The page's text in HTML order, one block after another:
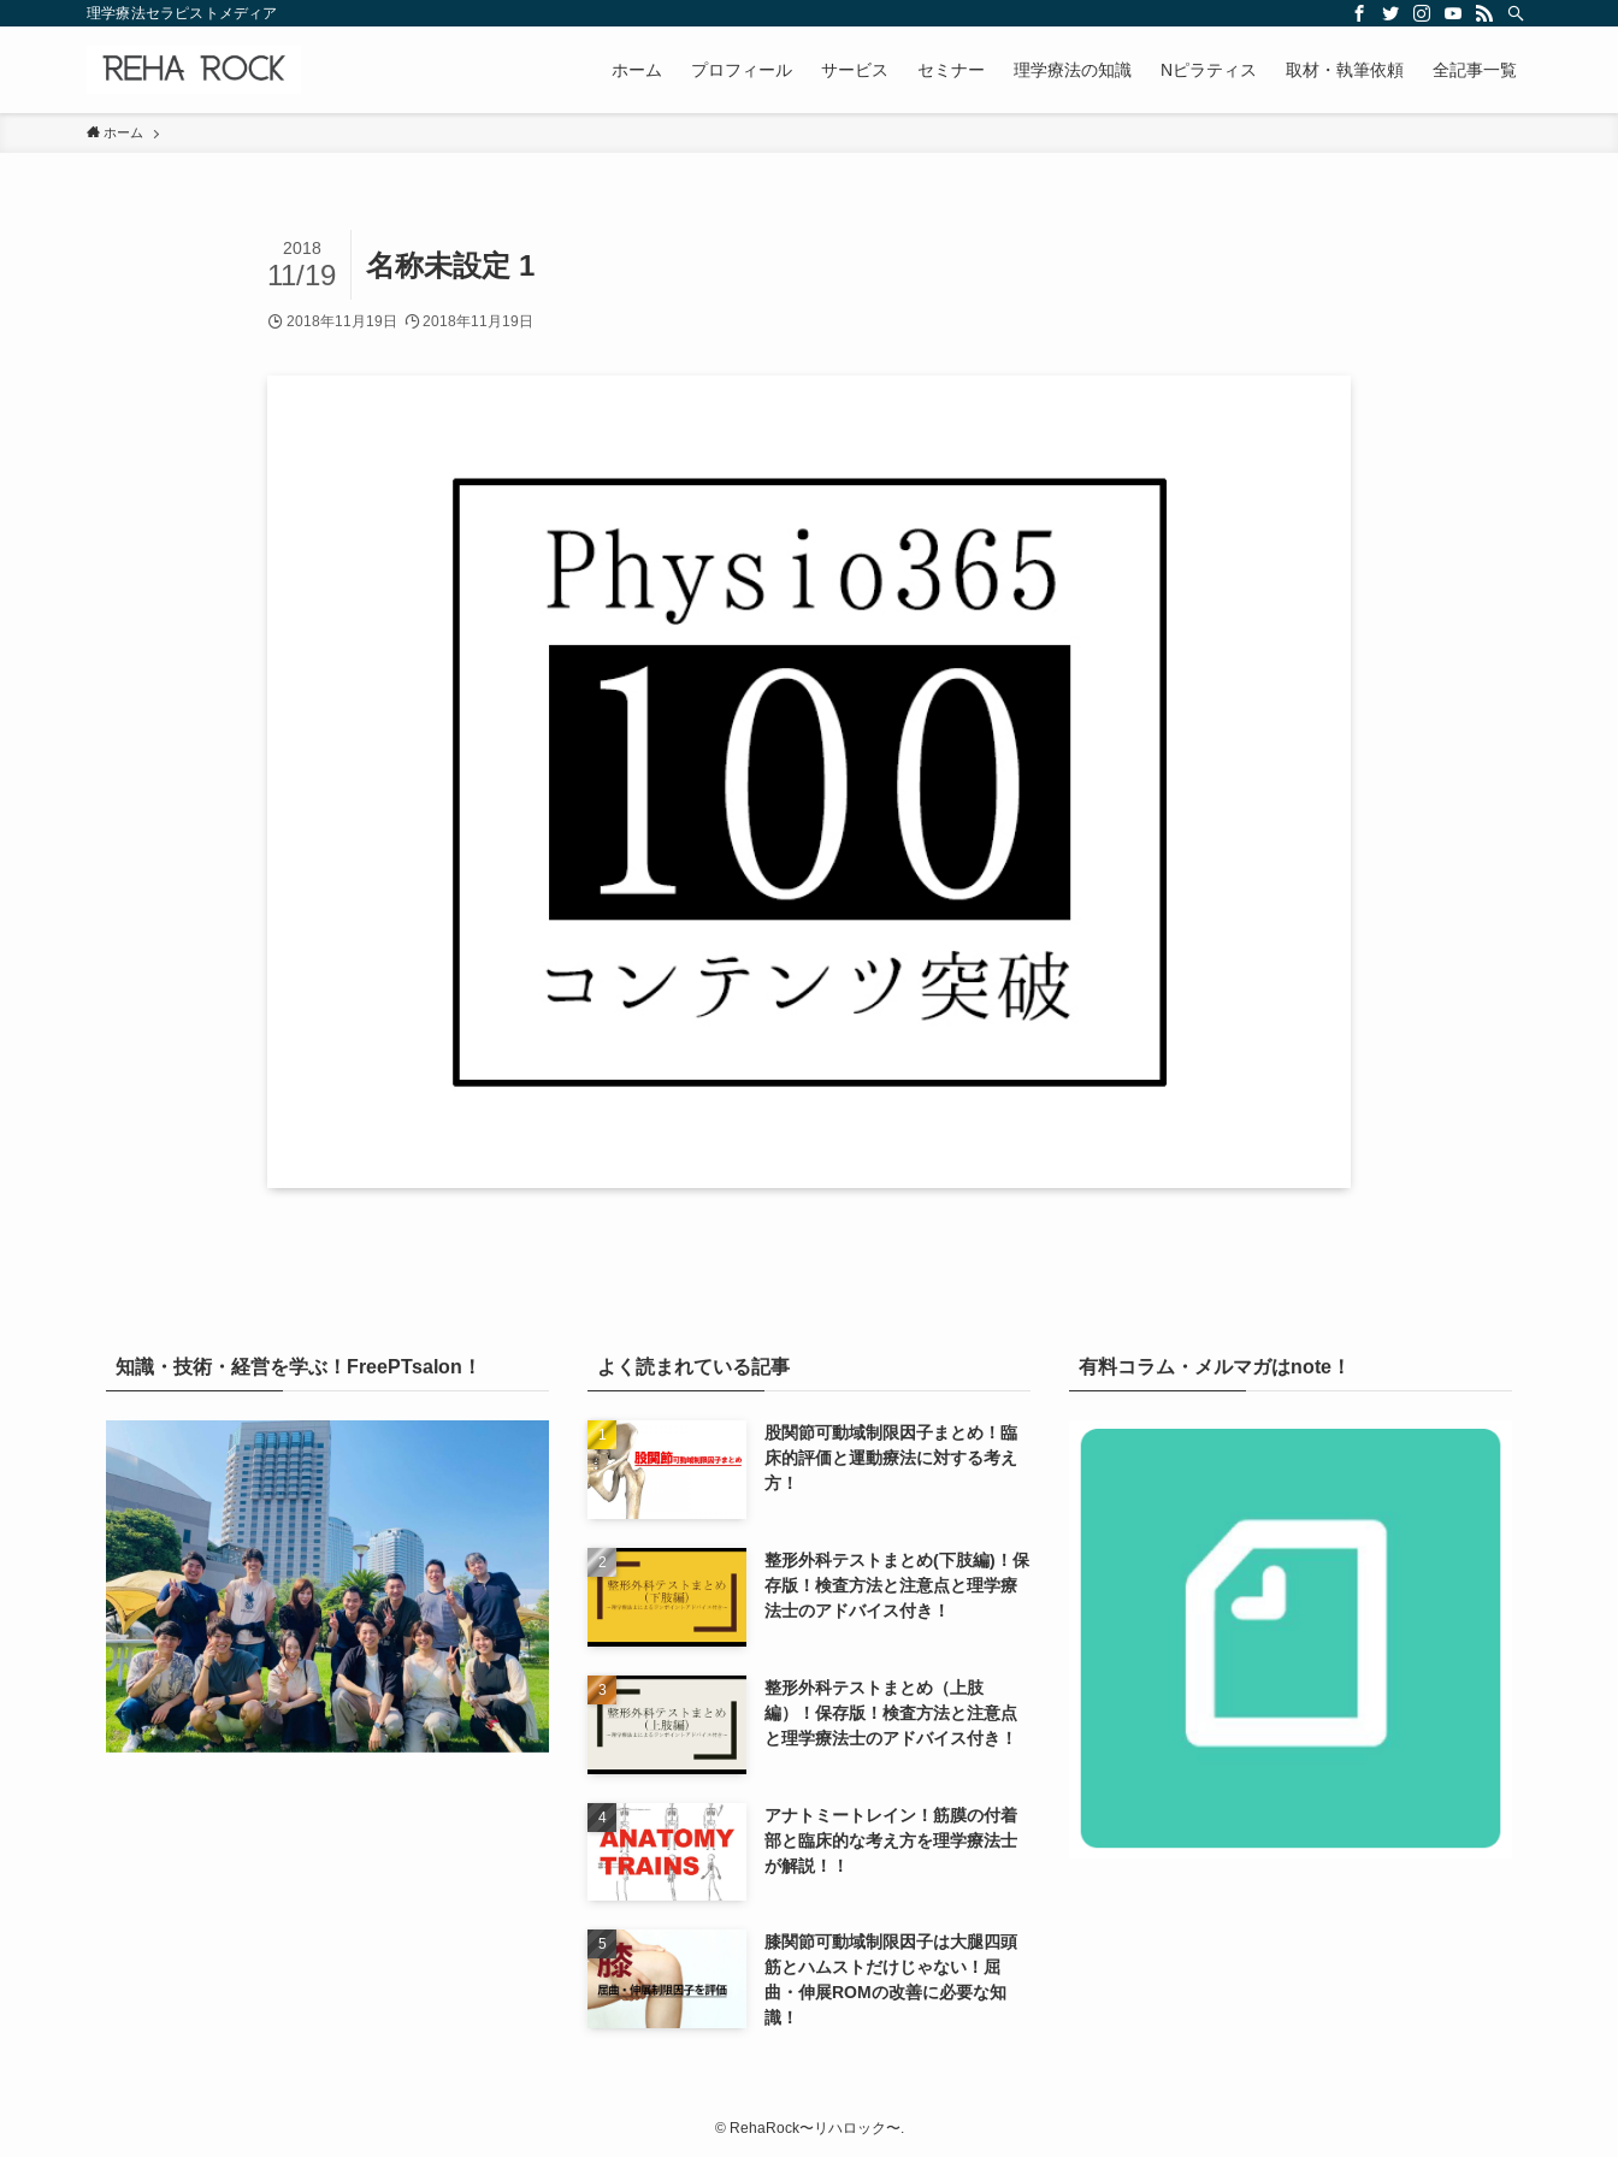
理学療法セラピストメディア
ホーム プロフィール サービス セミナー 理学療法の知識 Nピラティス 取材・執筆依頼 全記事一覧
ホーム
名称未設定 1
2018
11/19
2018年11月19日 2018年11月19日
知識・技術・経営を学ぶ！FreePTsalon！ よく読まれている記事
股関節可動域制限因子まとめ！臨
床的評価と運動療法に対する考え
方！
整形外科テストまとめ(下肢編)！保
存版！検査方法と注意点と理学療
法士のアドバイス付き！
整形外科テストまとめ（上肢
編）！保存版！検査方法と注意点
と理学療法士のアドバイス付き！
アナトミートレイン！筋膜の付着
部と臨床的な考え方を理学療法士
が解説！！
膝関節可動域制限因子は大腿四頭
筋とハムストだけじゃない！屈
曲・伸展ROMの改善に必要な知
識！
有料コラム・メルマガはnote！
©RehaRock〜リハロック〜.